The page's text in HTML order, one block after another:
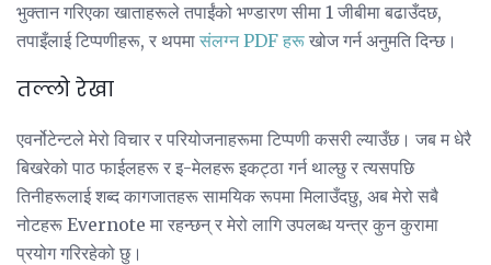
भुक्तान गरिएका खाताहरूले तपाईंको भण्डारण सीमा 1 जीबीमा बढाउँदछ,
तपाइँलाई टिप्पणीहरू, र थपमा संलग्न PDF हरू खोज गर्न अनुमति दिन्छ।
तल्लो रेखा
एवर्नोटेन्टले मेरो विचार र परियोजनाहरूमा टिप्पणी कसरी ल्याउँछ। जब म धेरै
बिखरेको पाठ फाईलहरू र इ-मेलहरू इकट्ठा गर्न थाल्छु र त्यसपछि
तिनीहरूलाई शब्द कागजातहरू सामयिक रूपमा मिलाउँदछु, अब मेरो सबै
नोटहरू Evernote मा रहन्छन् र मेरो लागि उपलब्ध यन्त्र कुन कुरामा
प्रयोग गरिरहेको छु।